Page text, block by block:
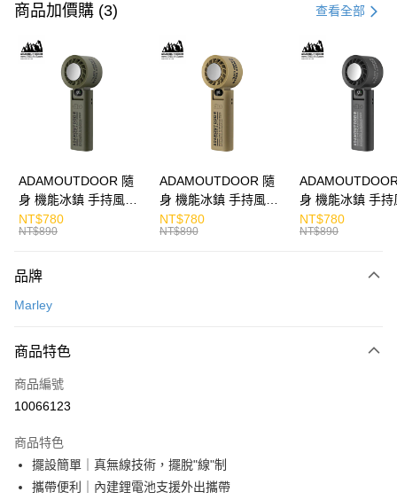
信用卡一次付款
LINE Pay
Apple Pay
運送方式
每筆NT$130，滿NT$399(含以上)免運費
商品加價購 (3) 查看全部
ADAMOUTDOOR 隨
身 機能冰鎮 手持風扇
掛繩
NT$780
NT$890
ADAMOUTDOOR 隨
身 機能冰鎮 手持風扇
掛繩
NT$780
NT$890
身 機能冰鎮 手持
掛繩
NT$780
NT$890
品牌
Marley
商品特色
商品編號
10066123
商品特色
擺設簡單｜真無線技術，擺脫"線"制
攜帶便利｜內建鋰電池支援外出攜帶